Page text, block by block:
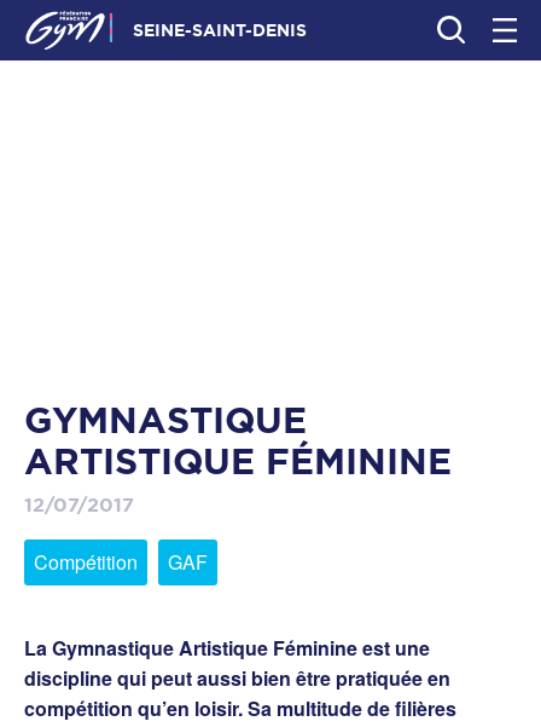
SEINE-SAINT-DENIS
GYMNASTIQUE
ARTISTIQUE FÉMININE
12/07/2017
Compétition GAF
La Gymnastique Artistique Féminine est une
discipline qui peut aussi bien être pratiquée en
compétition qu’en loisir. Sa multitude de filières